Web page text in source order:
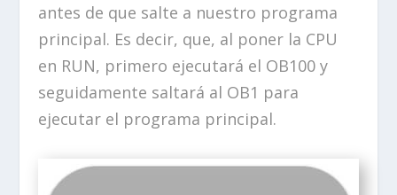
antes de que salte a nuestro programa
principal. Es decir, que, al poner la CPU
en RUN, primero ejecutará el OB100 y
seguidamente saltará al OB1 para
ejecutar el programa principal.